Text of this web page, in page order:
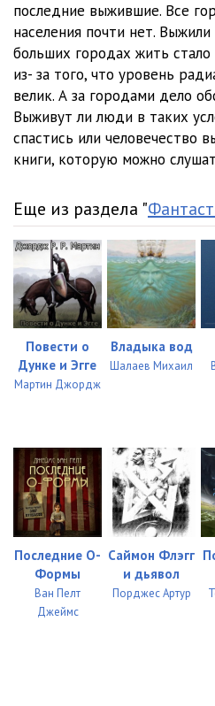
15. u0427u0430u0441 u0425.
16. u0427u0430u0441 u0425.
17. u0427u0430u0441 u0425.
18. u0427u0430u0441 u0425 +
u0413u043bu0430u0432u0430 1
19. u0427u0430u0441 u0425 + 10
u0413u043bu0430u0432u0430 2
20. u0427u0430u0441 u0425 +
u0413u043bu0430u0432u0430 3
21. u0427u0430u0441 u0425 +
u0413u043bu0430u0432u0430 4
22.
последние выжившие. Все
населения почти нет.
больших городах жить
из- за того, что уровень
велик. А за городами дело
Выживут ли люди в таких
спастись или человечество
книги, которую можно
Еще из раздела "
Повести о
Дунке и Эгге
Мартин Джордж
Владыка вод
Шалаев Михаил
Последние О-
Формы
Ван Пелт
Джеймс
Саймон Флэгг
и дьявол
Порджес Артур